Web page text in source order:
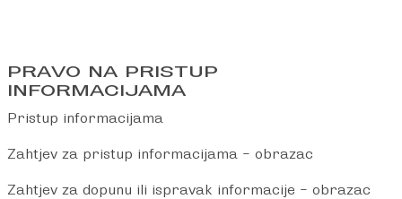
PRAVO NA PRISTUP
INFORMACIJAMA
Pristup informacijama
Zahtjev za pristup informacijama – obrazac
Zahtjev za dopunu ili ispravak informacije – obrazac